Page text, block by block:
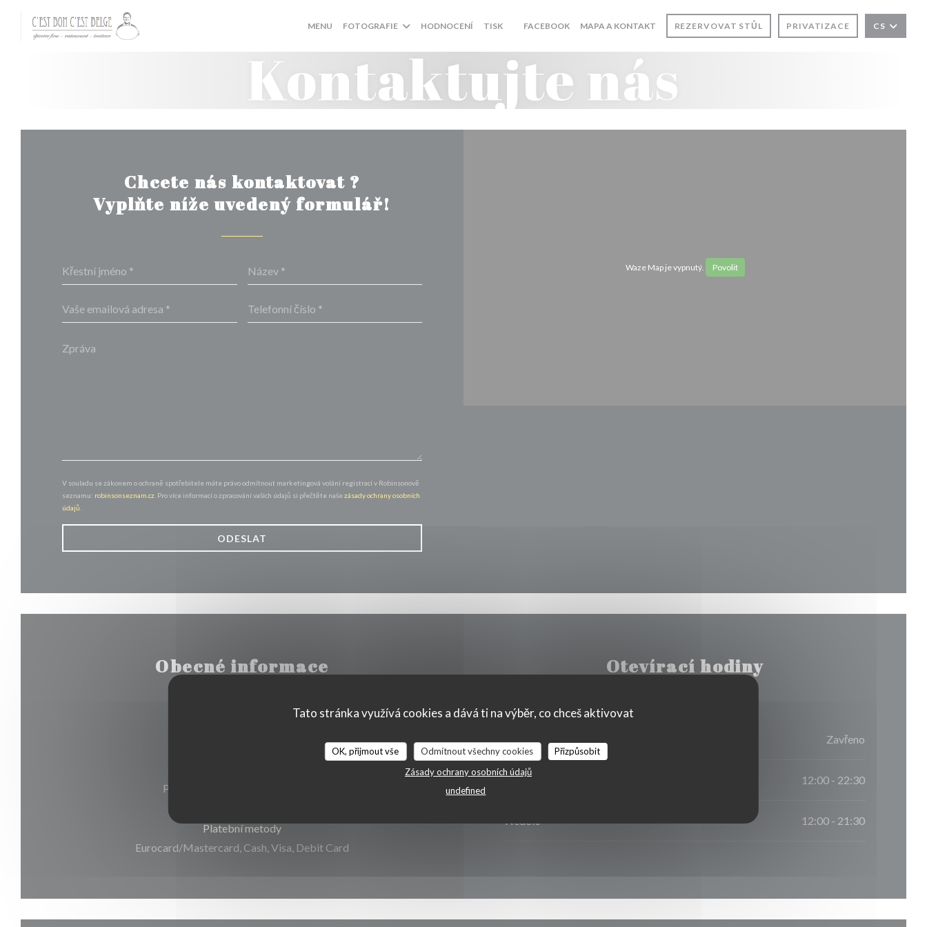
Tato stránka využívá cookies a dává ti na výběr, co chceš aktivovat
OK, přijmout vše Odmítnout všechny cookies
Přizpůsobit
Zásady ochrany osobních údajů
undefined
MENU FOTOGRAFIE HODNOCENÍ TISK
((OTEVŘE SE V NOVÉM OKNĚ))
FACEBOOK((OTEVŘE SE V NOVÉM OKNĚ))
MAPA A KONTAKT REZERVOVAT STŮL PRIVATIZACE CS
Kontaktujte nás
Chcete nás kontaktovat ?
Vyplňte níže uvedený formulář!
V souladu se zákonem o ochraně spotřebitele máte právo odmítnout marketingová volání registrací v Robinsonově
seznamu: robinsonseznam.cz . Pro více informací o zpracování vašich údajů si přečtěte našezásady ochrany osobních
údajů
Waze Map je vypnutý. Povolit
Obecné informace
Private Hire, public parking, WIFI
Platební metody
Eurocard/Mastercard, Cash, Visa, Debit Card
Otevírací hodiny
Pon-St� Zavřeno
Čt-Sob 12:00 - 22:30
Neděle 12:00 - 21:30